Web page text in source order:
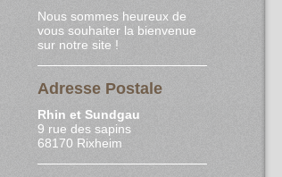
Nous sommes heureux de
vous souhaiter la bienvenue
sur notre site !
Adresse Postale
Rhin et Sundgau
9 rue des sapins
68170 Rixheim